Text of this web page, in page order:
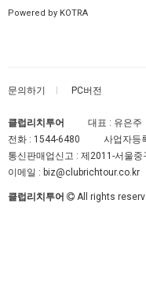
Powered by KOTRA
문의하기 PC버전
클럽리치투어 대표 : 유은주
전화 : 1544-6480 사업자등
통신판매업신고 : 제2011-서울중
이메일 : biz@clubrichtour.co.kr
클럽리치투어 All rights